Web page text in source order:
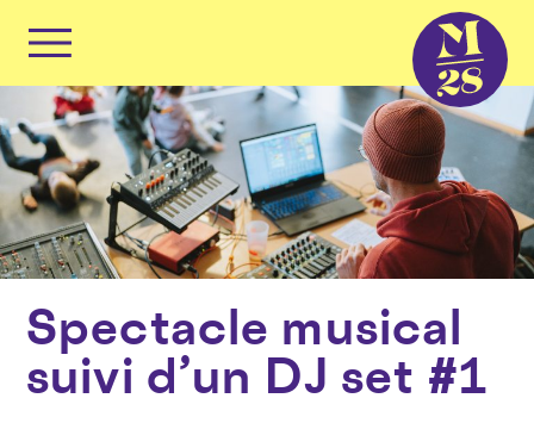
to
content
Spectacle musical
suivi d’un DJ set #1